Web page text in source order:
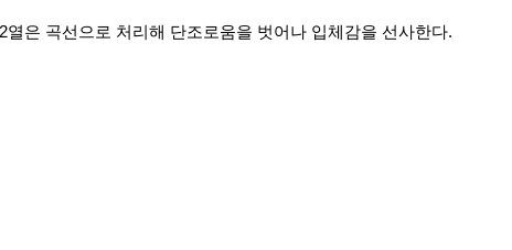
은 곡선으로 처리해 단조로움을 벗어나 입체감을 선사한다.